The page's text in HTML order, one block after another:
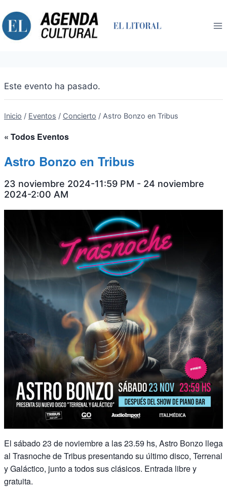
al
contenido
Este evento ha pasado.
Inicio / Eventos / Concierto / Astro Bonzo en Tribus
« Todos Eventos
Astro Bonzo en Tribus
23 noviembre 2024-11:59 PM - 24 noviembre
2024-2:00 AM
El sábado 23 de noviembre a las 23.59 hs, Astro Bonzo llega
al Trasnoche de Tribus presentando su último disco, Terrenal
y Galáctico, junto a todos sus clásicos. Entrada libre y
gratuita.